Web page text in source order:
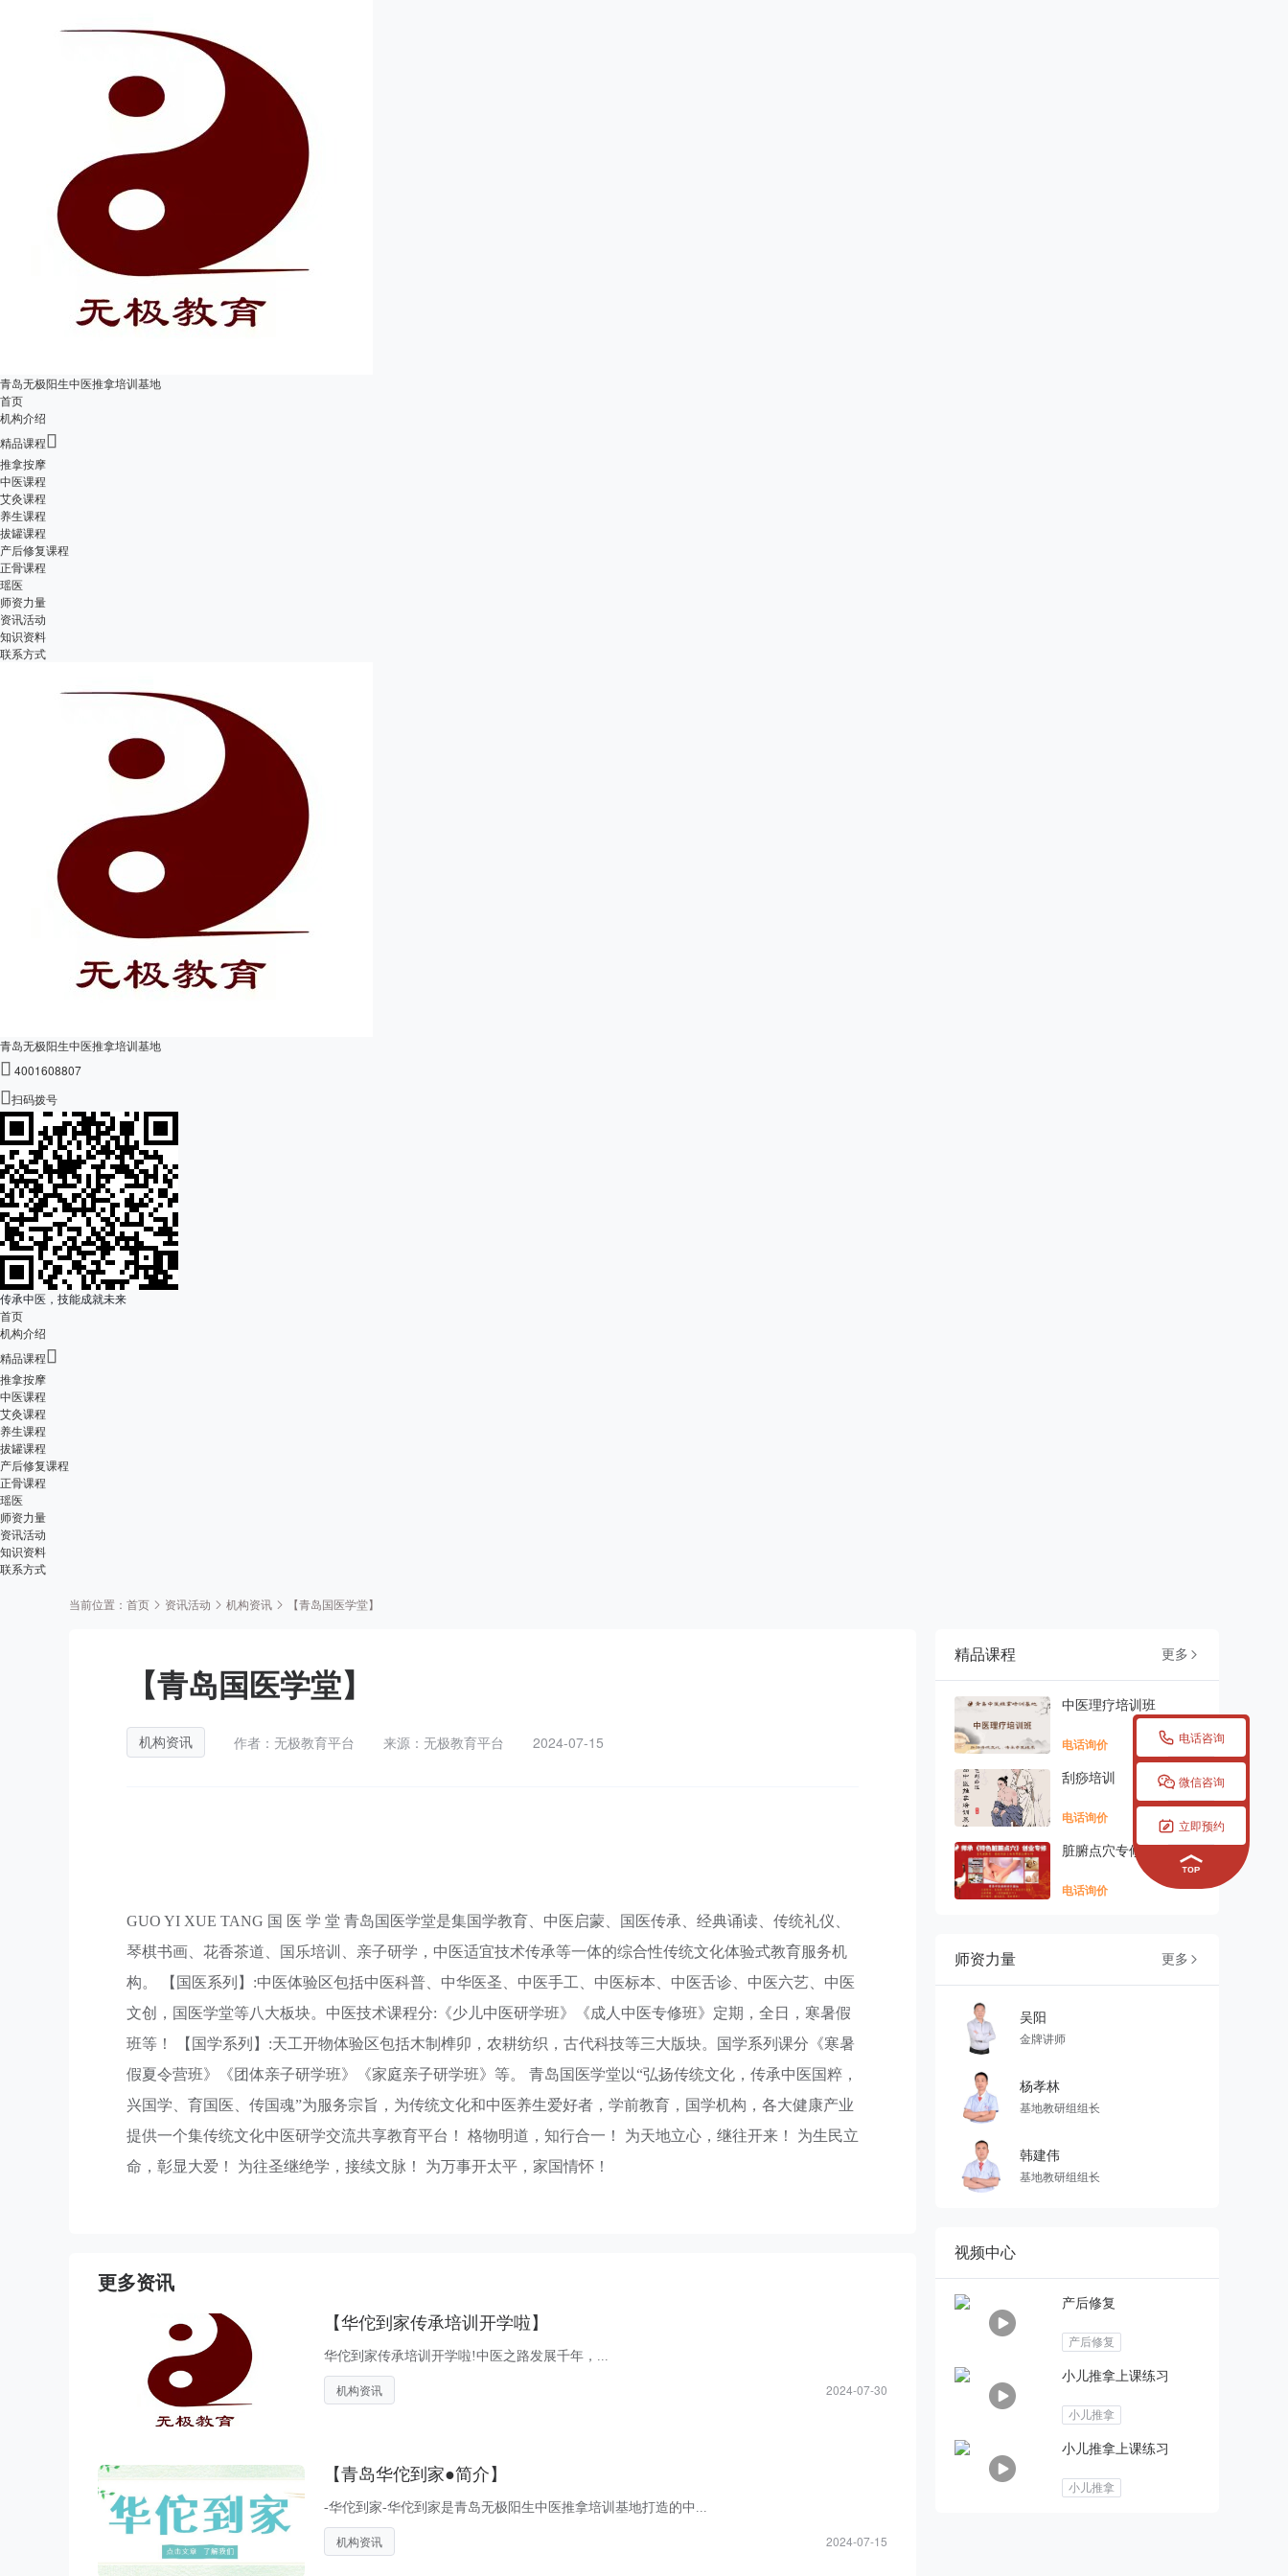
青岛无极阳生中医推拿培训基地
首页
机构介绍
精品课程
推拿按摩
中医课程
艾灸课程
养生课程
拔罐课程
产后修复课程
正骨课程
瑶医
师资力量
资讯活动
知识资料
联系方式
青岛无极阳生中医推拿培训基地
 4001608807
扫码拨号
传承中医，技能成就未来
首页
机构介绍
精品课程
推拿按摩
中医课程
艾灸课程
养生课程
拔罐课程
产后修复课程
正骨课程
瑶医
师资力量
资讯活动
知识资料
联系方式
 电话咨询
 微信咨询
 立即预约
当前位置： 首页 资讯活动 机构资讯 【青岛国医学堂】
【青岛国医学堂】
机构资讯 作者：无极教育平台 来源：无极教育平台 2024-07-15
GUO YI XUE TANG 国 医 学 堂 青岛国医学堂是集国学教育、中医启蒙、国医传承、经典诵读、传统礼仪、
琴棋书画、花香茶道、国乐培训、亲子研学，中医适宜技术传承等一体的综合性传统文化体验式教育服务机
构。 【国医系列】:中医体验区包括中医科普、中华医圣、中医手工、中医标本、中医舌诊、中医六艺、中医
文创，国医学堂等八大板块。中医技术课程分:《少儿中医研学班》《成人中医专修班》定期，全日，寒暑假
班等！ 【国学系列】:天工开物体验区包括木制榫卯，农耕纺织，古代科技等三大版块。国学系列课分《寒暑
假夏令营班》《团体亲子研学班》《家庭亲子研学班》等。 青岛国医学堂以“弘扬传统文化，传承中医国粹，
兴国学、育国医、传国魂”为服务宗旨，为传统文化和中医养生爱好者，学前教育，国学机构，各大健康产业
提供一个集传统文化中医研学交流共享教育平台！ 格物明道，知行合一！ 为天地立心，继往开来！ 为生民立
命，彰显大爱！ 为往圣继绝学，接续文脉！ 为万事开太平，家国情怀！
更多资讯
【华佗到家传承培训开学啦】
华佗到家传承培训开学啦!中医之路发展千年，...
机构资讯 2024-07-30
【青岛华佗到家●简介】
-华佗到家-华佗到家是青岛无极阳生中医推拿培训基地打造的中...
机构资讯 2024-07-15
精品课程 更多 
中医理疗培训班
电话询价
刮痧培训
电话询价
脏腑点穴专修班
电话询价
师资力量 更多 
吴阳
金牌讲师
杨孝林
基地教研组组长
韩建伟
基地教研组组长
视频中心
产后修复
产后修复
小儿推拿上课练习
小儿推拿
小儿推拿上课练习
小儿推拿